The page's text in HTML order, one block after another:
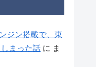
ジン搭載で、東
まった話 に ま